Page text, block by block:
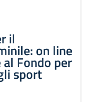
il
on line
Fondo per
sport